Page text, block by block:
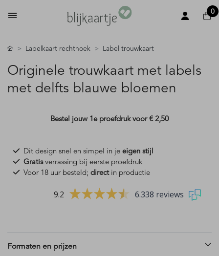
0
Labelkaart rechthoek Label trouwkaart
Originele trouwkaart met labels
met delfts blauwe bloemen
Bestel jouw 1e proefdruk voor€ 2,50
Dit design snel en simpel in je eigen stijl
Gratisverrassing bij eerste proefdruk
Voor 18 uur besteld; directin productie
9.2 6.338 reviews
Formaten en prijzen